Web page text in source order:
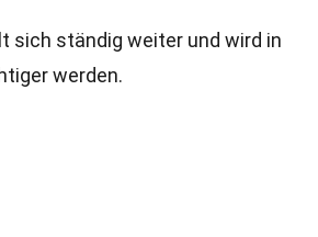
sich ständig weiter und wird in
werden.